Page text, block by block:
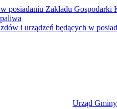
posiadaniu Zakładu
i urządzeń będących w
Urząd